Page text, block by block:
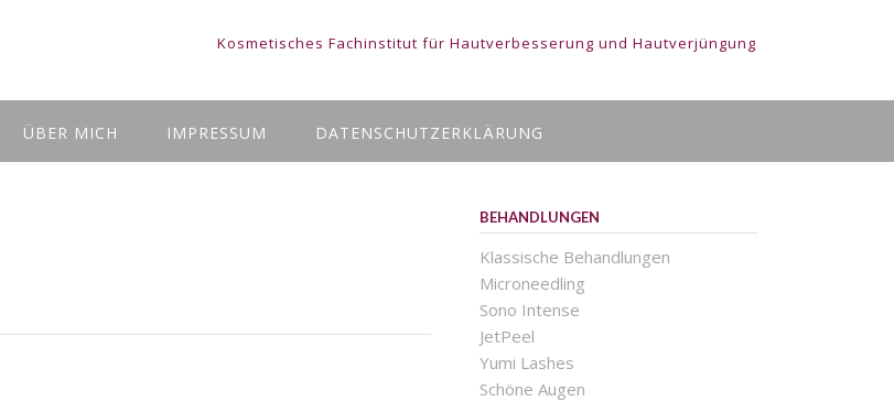
Kosmetisches Fachinstitut für Hautverbesserung und Hautverjüngung
ÜBER MICH IMPRESSUM DATENSCHUTZERKLÄRUNG
BEHANDLUNGEN
Klassische Behandlungen
Microneedling
Sono Intense
JetPeel
Yumi Lashes
Schöne Augen